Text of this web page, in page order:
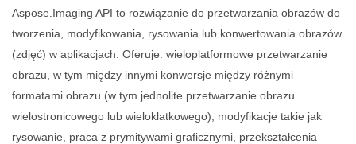
Aspose.Imaging API to rozwiązanie do przetwarzania obrazów do
tworzenia, modyfikowania, rysowania lub konwertowania obrazów
(zdjęć) w aplikacjach. Oferuje: wieloplatformowe przetwarzanie
obrazu, w tym między innymi konwersje między różnymi
formatami obrazu (w tym jednolite przetwarzanie obrazu
wielostronicowego lub wieloklatkowego), modyfikacje takie jak
rysowanie, praca z prymitywami graficznymi, przekształcenia